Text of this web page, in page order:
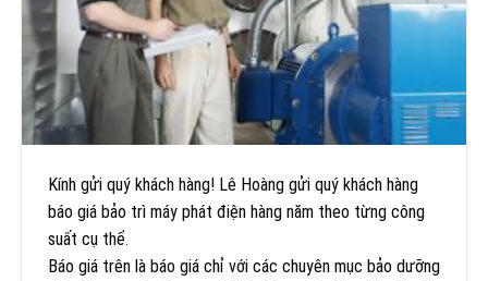
Kính gửi quý khách hàng! Lê Hoàng gửi quý khách hàng
báo giá bảo trì máy phát điện hàng năm theo từng công
suất cụ thể.
Báo giá trên là báo giá chỉ với các chuyên mục bảo dưỡng